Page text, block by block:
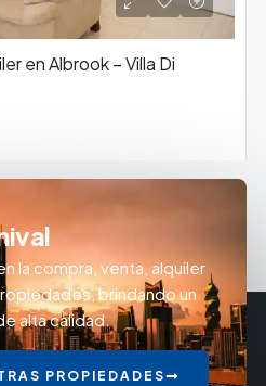
en Albrook – Villa Di
la compra, venta, alquiler
brindando un
alta calidad.
PROPIEDADES